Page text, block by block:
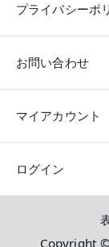
プライバシーポ
お問い合わせ
マイアカウント
ログイン
Copyright